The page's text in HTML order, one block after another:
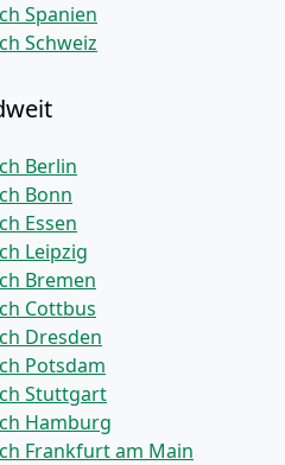
Spanien
Schweiz
Berlin
Bonn
Essen
Leipzig
Bremen
Cottbus
Dresden
Potsdam
Stuttgart
Hamburg
Frankfurt am Main